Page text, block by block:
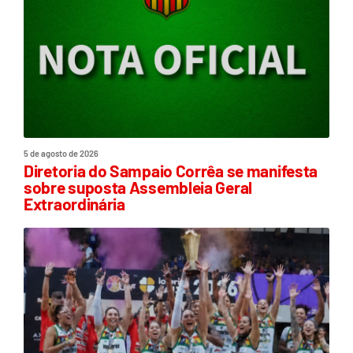
5 de agosto de 2026
Diretoria do Sampaio Corrêa se manifesta
sobre suposta Assembleia Geral
Extraordinária